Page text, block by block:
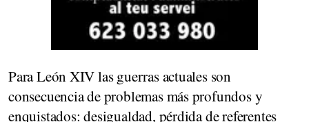
Para León XIV las guerras actuales son
consecuencia de problemas más profundos y
enquistados: desigualdad, pérdida de referentes